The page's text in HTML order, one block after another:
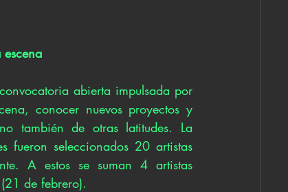
abierta impulsada por
conocer nuevos proyectos y
también de otras latitudes. La
fueron seleccionados 20 artistas
A estos se suman 4 artistas
de febrero).